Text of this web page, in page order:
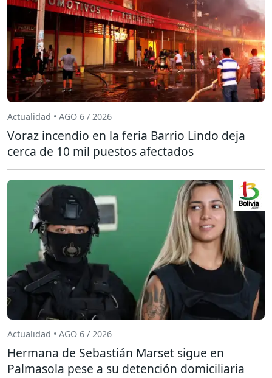
Actualidad • AGO 6 / 2026
Voraz incendio en la feria Barrio Lindo deja
cerca de 10 mil puestos afectados
Actualidad • AGO 6 / 2026
Hermana de Sebastián Marset sigue en
Palmasola pese a su detención domiciliaria